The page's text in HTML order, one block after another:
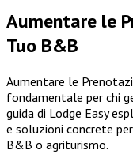
Aumentare le
Tuo B&B
Aumentare le
fondamentale per chi
guida di Lodge Easy
e soluzioni concrete
B&B o agriturismo.